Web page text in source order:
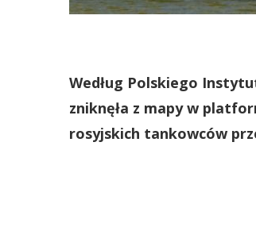
Według Polskiego
zniknęła z mapy w
rosyjskich tankowców